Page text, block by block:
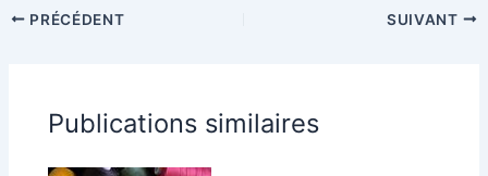
PRÉCÉDENT SUIVANT
Publications similaires